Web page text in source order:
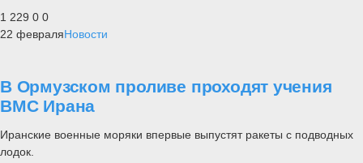
1 229 0 0
22 февраляНовости
В Ормузском проливе проходят учения
ВМС Ирана
Иранские военные моряки впервые выпустят ракеты с подводных
лодок.